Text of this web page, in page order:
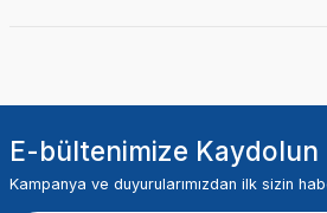
E-bültenimize Kaydolun
Kampanya ve duyurularımızdan ilk sizin